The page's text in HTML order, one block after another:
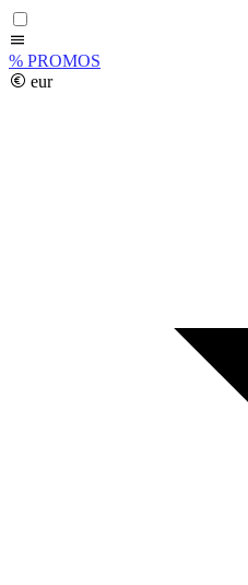
% PROMOS
eur